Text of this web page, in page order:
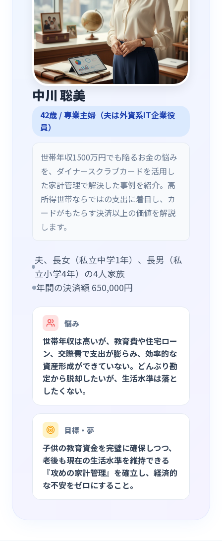
中川 聡美
42歳 /専業主婦（夫は外資系IT企業役
員）
世帯年収1500万円でも陥るお金の悩み
を、ダイナースクラブカードを活用し
た家計管理で解決した事例を紹介。高
所得世帯ならではの支出に着目し、カ
ードがもたらす決済以上の価値を解説
します。
夫、長女（私立中学1年）、長男（私
立小学4年）の4人家族
年間の決済額 650,000円
悩み
世帯年収は高いが、教育費や住宅ロー
ン、交際費で支出が膨らみ、効率的な
資産形成ができていない。どんぶり勘
定から脱却したいが、生活水準は落と
したくない。
目標・夢
子供の教育資金を完璧に確保しつつ、
老後も現在の生活水準を維持できる
『攻めの家計管理』を確立し、経済的
な不安をゼロにすること。